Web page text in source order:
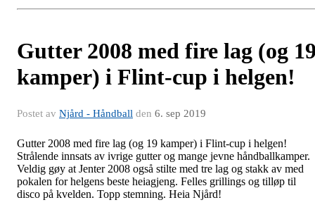
Gutter 2008 med fire lag (og
kamper) i Flint-cup i helgen!
Postet av Njård - Håndball den 6. sep 2019
Gutter 2008 med fire lag (og 19 kamper) i Flint-cup i helgen!
Strålende innsats av ivrige gutter og mange jevne håndballkamper.
Veldig gøy at Jenter 2008 også stilte med tre lag og stakk av med
pokalen for helgens beste heiagjeng. Felles grillings og tilløp til
disco på kvelden. Topp stemning. Heia Njård!